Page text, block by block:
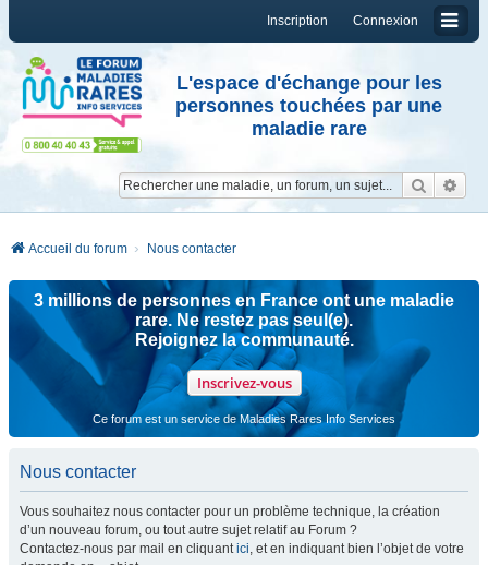
Connexion
Inscription
L'espace d'échange pour les
personnes touchées par une
maladie rare
Accueil du forum Nous contacter
3 millions de personnes en France ont une maladie
rare. Ne restez pas seul(e).
Rejoignez la communauté.
Inscrivez-vous
Ce forum est un service de Maladies Rares Info Services
Nous contacter
Vous souhaitez nous contacter pour un problème technique, la création
d’un nouveau forum, ou tout autre sujet relatif au Forum ?
Contactez-nous par mail en cliquantici, et en indiquant bien l’objet de votre